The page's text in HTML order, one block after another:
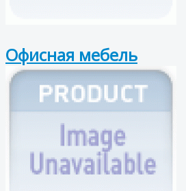
Офисная мебель